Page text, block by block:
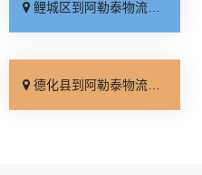
鲤城区到阿勒泰物流专线_放心物流「多年经验」
德化县到阿勒泰物流专线_实时反馈「专业可靠」